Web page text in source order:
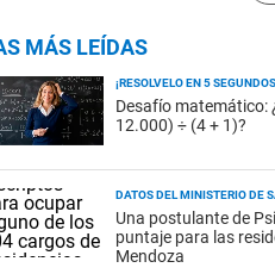
MÁS LEÍDAS
¡RESOLVELO EN 5
Desafío matemático:
12.000) ÷ (4 + 1)?
DATOS DEL MINISTERIO DE
Una postulante de
puntaje para las
Mendoza